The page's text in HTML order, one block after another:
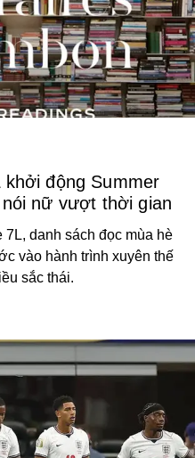
khởi động Summer
nữ vượt thời gian
danh sách đọc mùa hè
vào hành trình xuyên thế
sắc thái.